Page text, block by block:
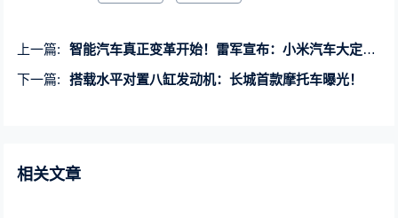
上一篇:
智能汽车真正变革开始！雷军宣布：小米汽车大定超10万单 锁单超4万
下一篇:
搭载水平对置八缸发动机：长城首款摩托车曝光！
相关文章